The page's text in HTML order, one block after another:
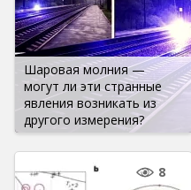
Шаровая молния —
могут ли эти странные
явления возникать из
другого измерения?
8